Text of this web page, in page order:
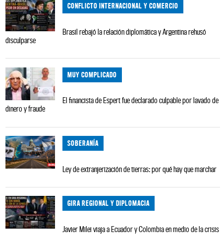
CONFLICTO INTERNACIONAL Y COMERCIO
Brasil rebajó la relación diplomática y Argentina rehusó
disculparse
MUY COMPLICADO
El financista de Espert fue declarado culpable por lavado de
dinero y fraude
SOBERANÍA
Ley de extranjerización de tierras: por qué hay que marchar
GIRA REGIONAL Y DIPLOMACIA
Javier Milei viaja a Ecuador y Colombia en medio de la crisis